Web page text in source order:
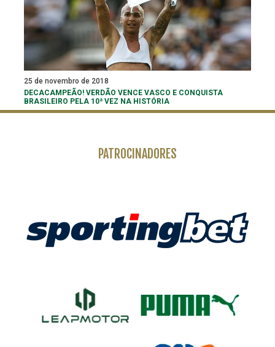
25 de novembro de 2018
DECACAMPEÃO! VERDÃO VENCE VASCO E CONQUISTA
BRASILEIRO PELA 10ª VEZ NA HISTÓRIA
PATROCINADORES